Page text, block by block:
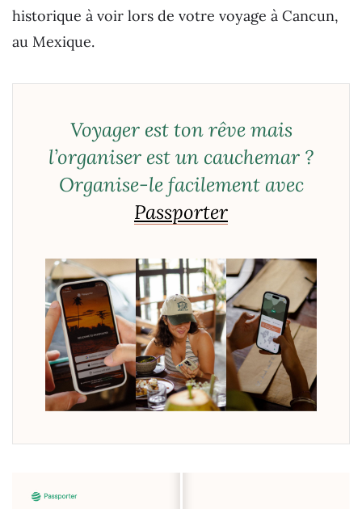
historique à voir lors de votre voyage à Cancun,
au Mexique.
Voyager est ton rêve mais
l’organiser est un cauchemar ?
Organise-le facilement avec
Passporter